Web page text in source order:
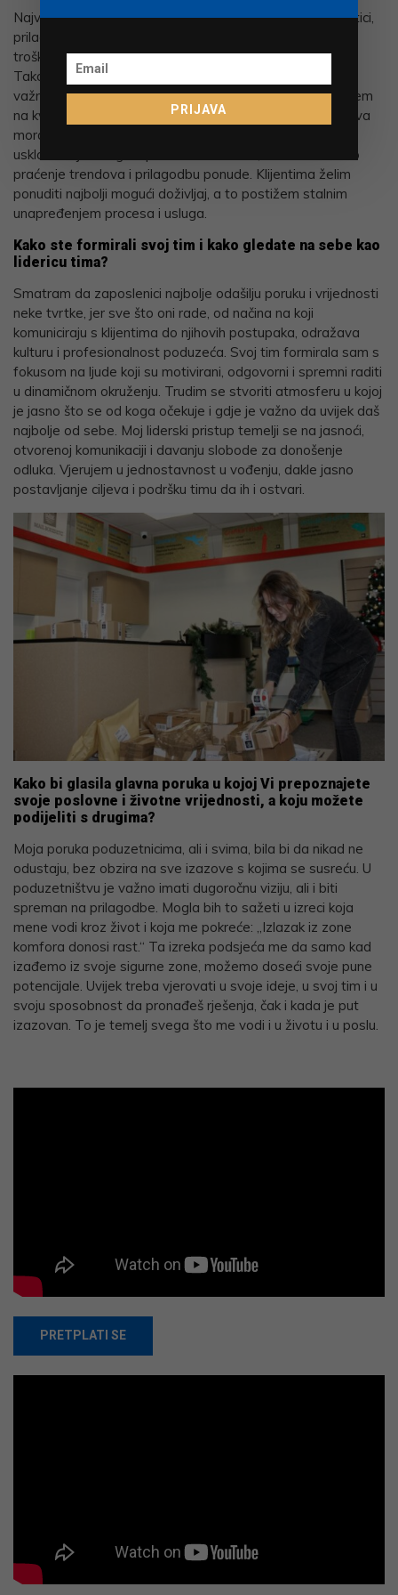
Najveći izazovi u mojoj branši su stalne promjene u logistici,
prilagodba na nove tehnologije i izazovi u upravljanju
troškovima dostave, osobito na dinamičnom tržištu.
Također, tu je i konkurencija koja neprestano raste, pa je
važno uvijek biti korak ispred. Posebnu pozornost polažem
na kvalitetu usluge i zadovoljstvo klijenata. Svaka dostava
mora biti brza, sigurna i precizna. Također, pazim na
usklađivanje usluga s potrebama tržišta, što znači stalno
praćenje trendova i prilagodbu ponude. Klijentima želim
ponuditi najbolji mogući doživljaj, a to postižem stalnim
unapređenjem procesa i usluga.
Kako ste formirali svoj tim i kako gledate na sebe kao
lidericu tima?
Smatram da zaposlenici najbolje odašilju poruku i vrijednosti
neke tvrtke, jer sve što oni rade, od načina na koji
komuniciraju s klijentima do njihovih postupaka, odražava
kulturu i profesionalnost poduzeća. Svoj tim formirala sam s
fokusom na ljude koji su motivirani, odgovorni i spremni raditi
u dinamičnom okruženju. Trudim se stvoriti atmosferu u kojoj
je jasno što se od koga očekuje i gdje je važno da uvijek daš
najbolje od sebe. Moj liderski pristup temelji se na jasnoći,
otvorenoj komunikaciji i davanju slobode za donošenje
odluka. Vjerujem u jednostavnost u vođenju, dakle jasno
postavljanje ciljeva i podršku timu da ih i ostvari.
Kako bi glasila glavna poruka u kojoj Vi prepoznajete
svoje poslovne i životne vrijednosti, a koju možete
podijeliti s drugima?
Moja poruka poduzetnicima, ali i svima, bila bi da nikad ne
odustaju, bez obzira na sve izazove s kojima se susreću. U
poduzetništvu je važno imati dugoročnu viziju, ali i biti
spreman na prilagodbe. Mogla bih to sažeti u izreci koja
mene vodi kroz život i koja me pokreće: „Izlazak iz zone
komfora donosi rast.“ Ta izreka podsjeća me da samo kad
izađemo iz svoje sigurne zone, možemo doseći svoje pune
potencijale. Uvijek treba vjerovati u svoje ideje, u svoj tim i u
svoju sposobnost da pronađeš rješenja, čak i kada je put
izazovan. To je temelj svega što me vodi i u životu i u poslu.
PRETPLATI SE
PRIJAVA